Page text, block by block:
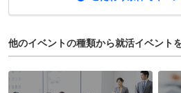
他のイベントの種類から就活イベント